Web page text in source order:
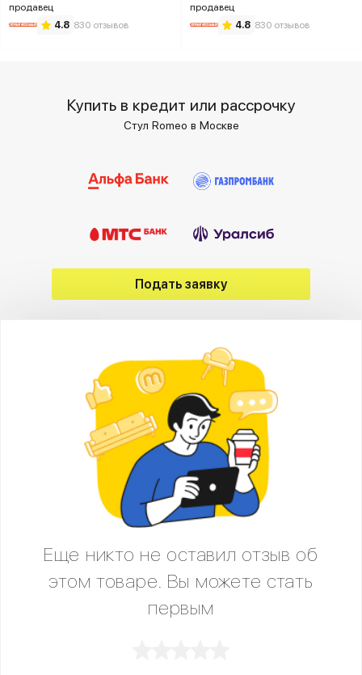
продавец
4.8 830 отзывов
продавец
4.8 830 отзывов
Купить в кредит или рассрочку
Стул Romeo в Москве
Подать заявку
Еще никто не оставил отзыв об
этом товаре. Вы можете стать
первым